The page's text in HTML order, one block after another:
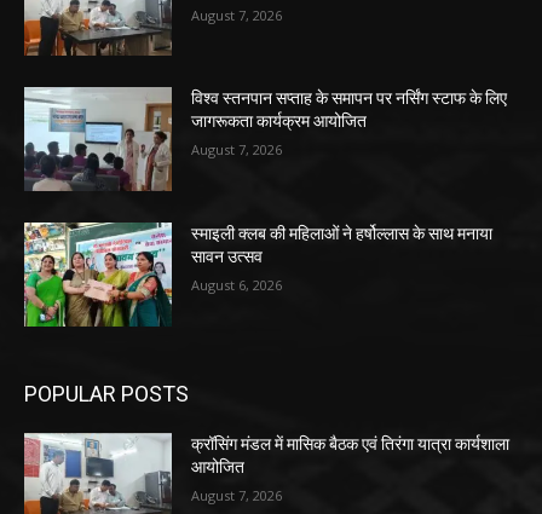
August 7, 2026
विश्व स्तनपान सप्ताह के समापन पर नर्सिंग स्टाफ के लिए
जागरूकता कार्यक्रम आयोजित
August 7, 2026
स्माइली क्लब की महिलाओं ने हर्षोल्लास के साथ मनाया
सावन उत्सव
August 6, 2026
POPULAR POSTS
क्रॉसिंग मंडल में मासिक बैठक एवं तिरंगा यात्रा कार्यशाला
आयोजित
August 7, 2026